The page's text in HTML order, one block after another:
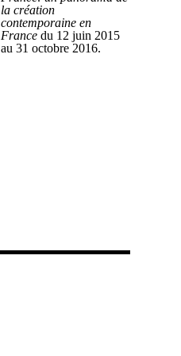
la création
contemporaine en
Francedu 12 juin 2015
au 31 octobre 2016.